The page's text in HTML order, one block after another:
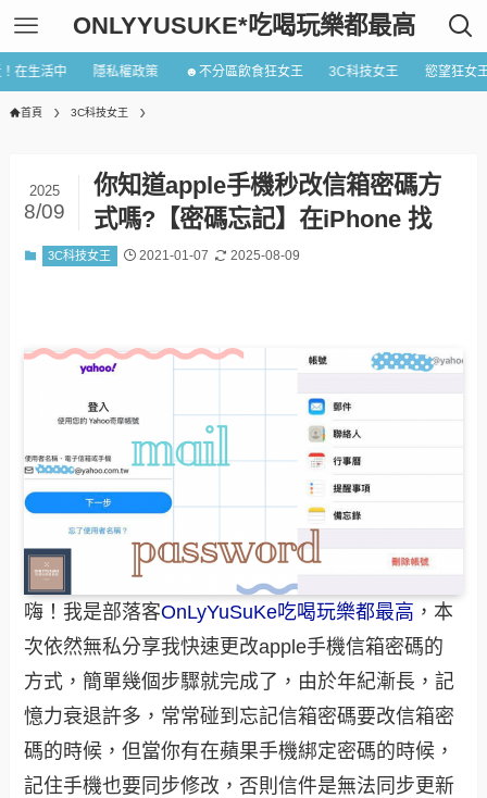
ONLYYUSUKE*吃喝玩樂都最高
在生活中 隱私權政策 ☻不分區飲食狂女王 3C科技女王 慾望狂女
首頁 3C科技女王
你知道apple手機秒改信箱密碼方
式嗎?【密碼忘記】在iPhone 找
2025
8/09
3C科技女王 2021-01-07 2025-08-09
嗨！我是部落客OnLyYuSuKe吃喝玩樂都最高 ，本
次依然無私分享我快速更改apple手機信箱密碼的
方式，簡單幾個步驟就完成了，由於年紀漸長，記
憶力衰退許多，常常碰到忘記信箱密碼要改信箱密
碼的時候，但當你有在蘋果手機綁定密碼的時候，
記住手機也要同步修改，否則信件是無法同步更新